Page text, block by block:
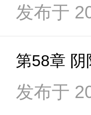
发布于
第58章 阴
发布于